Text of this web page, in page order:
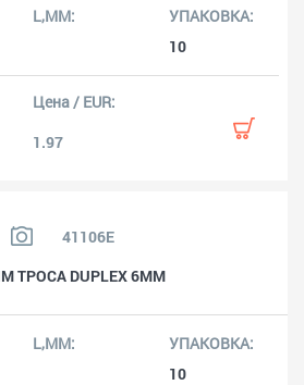
10
1.97
41106E
ТРОСА DUPLEX 6MM
10